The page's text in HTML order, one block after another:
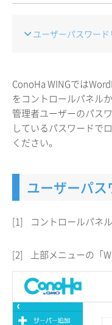
ユーザーパスワー
ConoHa WINGでは
をコントロールパネル
管理者ユーザーのパス
しているパスワードで
ください。
ユーザーパ
[1] コントロールパネ
[2] 上部メニューの「